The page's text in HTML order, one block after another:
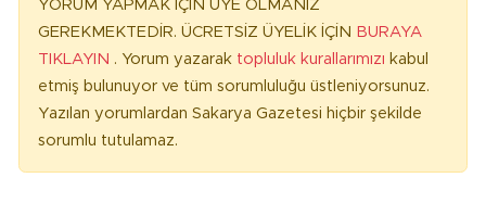
YORUM YAPMAK İÇİN ÜYE OLMANIZ
GEREKMEKTEDİR. ÜCRETSİZ ÜYELİK İÇİN BURAYA
TIKLAYIN . Yorum yazarak topluluk kurallarımızı kabul
etmiş bulunuyor ve tüm sorumluluğu üstleniyorsunuz.
Yazılan yorumlardan Sakarya Gazetesi hiçbir şekilde
sorumlu tutulamaz.